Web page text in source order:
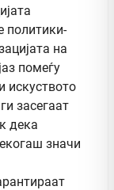
политики-
на
помеѓу
искуството
засегаат
дека
значи